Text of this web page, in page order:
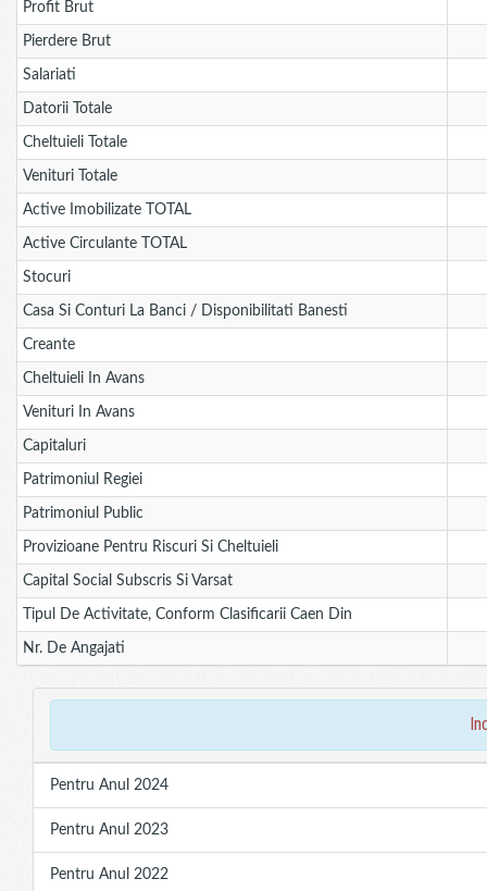
Profit Brut
Pierdere Brut
Salariati
Datorii Totale
Cheltuieli Totale
Venituri Totale
Active Imobilizate TOTAL
Active Circulante TOTAL
Stocuri
Casa Si Conturi La Banci / Disponibilitati Banesti
Creante
Cheltuieli In Avans
Venituri In Avans
Capitaluri
Patrimoniul Regiei
Patrimoniul Public
Provizioane Pentru Riscuri Si Cheltuieli
Capital Social Subscris Si Varsat
Tipul De Activitate, Conform Clasificarii Caen Din
Nr. De Angajati
Pentru Anul 2024
Pentru Anul 2023
Pentru Anul 2022